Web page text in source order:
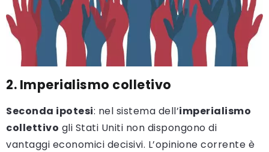
2. Imperialismo colletivo
Seconda ipotesi: nel sistema dell’imperialismo
collettivo gli Stati Uniti non dispongono di
vantaggi economici decisivi. L’opinione corrente è